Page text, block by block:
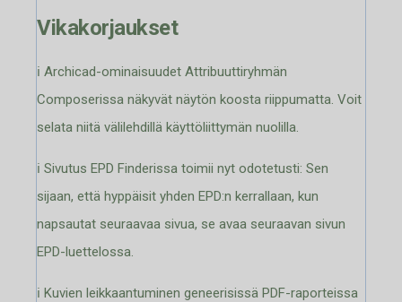
Vikakorjaukset
ℹ️ Archicad-ominaisuudet Attribuuttiryhmän
Composerissa näkyvät näytön koosta riippumatta. Voit
selata niitä välilehdillä käyttöliittymän nuolilla.
ℹ️ Sivutus EPD Finderissa toimii nyt odotetusti: Sen
sijaan, että hyppäisit yhden EPD:n kerrallaan, kun
napsautat seuraavaa sivua, se avaa seuraavan sivun
EPD-luettelossa.
ℹ️ Kuvien leikkaantuminen geneerisissä PDF-raporteissa